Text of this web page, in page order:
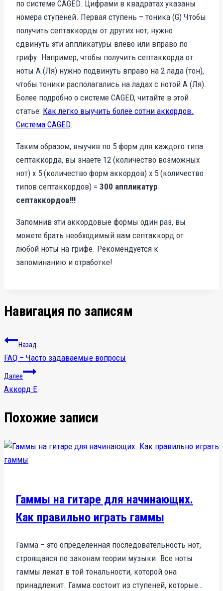
по системе CAGED. Цифрами в квадратах указаны
номера ступеней. Первая ступень – тоника (G) Чтобы
получить септаккорды от других нот, нужно
сдвинуть эти аппликатуры влево или вправо по
грифу. Например, чтобы получить септаккорда от
ноты A (Ля) нужно подвинуть вправо на 2 лада (тон),
чтобы тоники располагались на ладах с нотой A (Ля).
Более подробно о системе CAGED, читайте в этой
статье: Как легко выучить более сотни аккордов.
Система CAGED.
Таким образом, выучив по 5 форм для каждого типа
септаккорда, вы знаете 12 (количество возможных
нот) х 5 (количество форм аккордов) х 5 (количество
типов септаккордов) = 300 аппликатур
септаккордов!!!
Запомнив эти аккордовые формы один раз, вы
можете брать необходимый вам септаккорд от
любой ноты на грифе. Рекомендуется к
запоминанию и отработке!
Навигация по записям
Назад
FAQ – Часто задаваемые вопросы
Далее
Аккорд E
Похожие записи
Гаммы на гитаре для начинающих.
Как правильно играть гаммы
Гамма – это определенная последовательность нот,
строящаяся по законам теории музыки. Все ноты
гаммы лежат в той тональности, которой она
принадлежит. Гамма состоит из ступеней, которые…